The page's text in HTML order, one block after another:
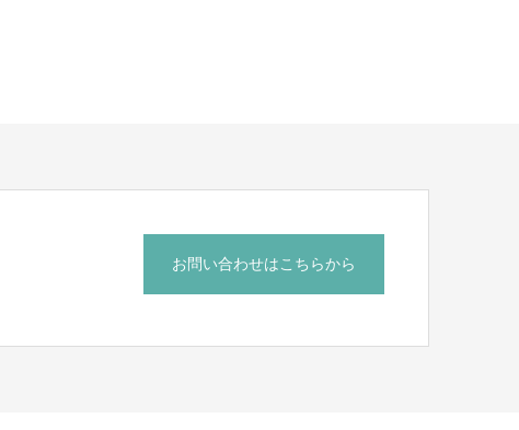
お問い合わせはこちらから